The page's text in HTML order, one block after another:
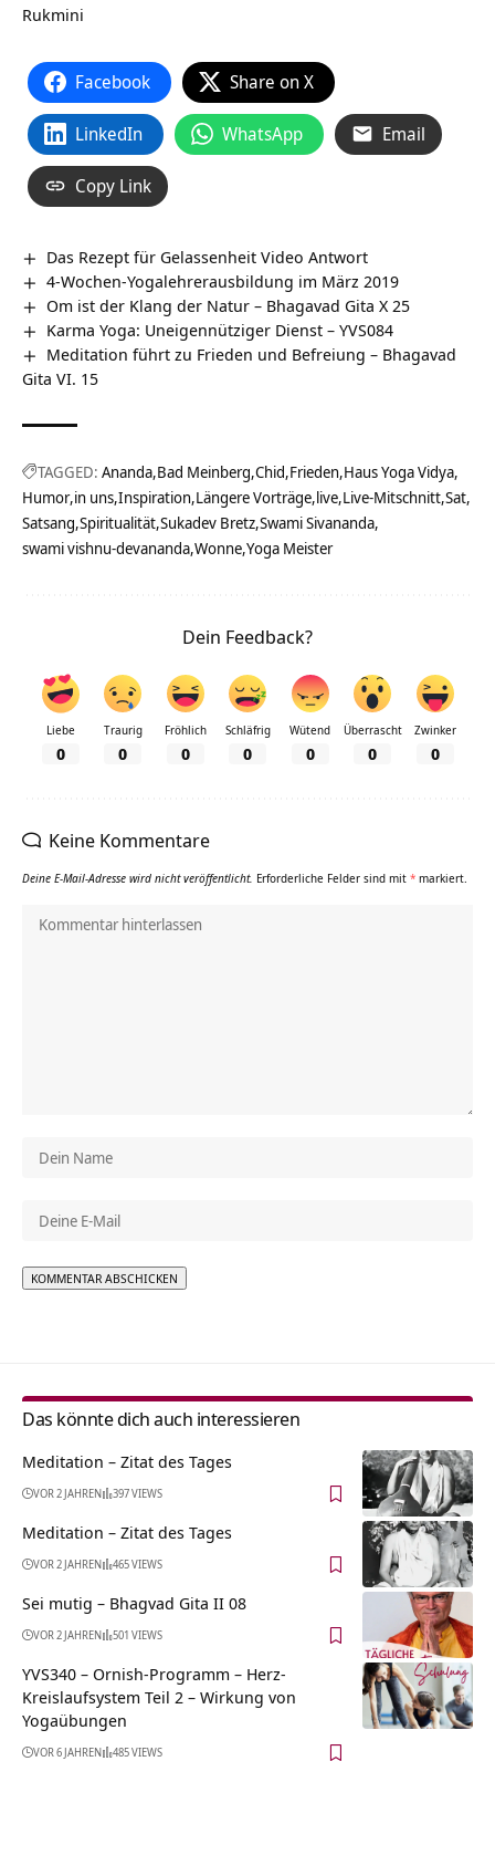
Rukmini
Facebook Share on X
LinkedIn WhatsApp Email
Copy Link
Das Rezept für Gelassenheit Video Antwort
4-Wochen-Yogalehrerausbildung im März 2019
Om ist der Klang der Natur – Bhagavad Gita X 25
Karma Yoga: Uneigennütziger Dienst – YVS084
Meditation führt zu Frieden und Befreiung – Bhagavad
Gita VI. 15
TAGGED: Ananda Bad Meinberg Chid Frieden Haus Yoga Vidya
Humor in uns Inspiration Längere Vorträge live Live-Mitschnitt Sat
Satsang Spiritualität Sukadev Bretz Swami Sivananda
swami vishnu-devananda Wonne Yoga Meister
Dein Feedback?
Liebe
0
Traurig
0
Fröhlich
0
Schläfrig
0
Wütend
0
Überrascht
0
Zwinker
0
Keine Kommentare
Deine E-Mail-Adresse wird nicht veröffentlicht. Erforderliche Felder sind mit * markiert.
Das könnte dich auch interessieren
Meditation – Zitat des Tages
VOR 2 JAHREN 397 VIEWS
Meditation – Zitat des Tages
VOR 2 JAHREN 465 VIEWS
Sei mutig – Bhagvad Gita II 08
VOR 2 JAHREN 501 VIEWS
YVS340 – Ornish-Programm – Herz-
Kreislaufsystem Teil 2 – Wirkung von
Yogaübungen
VOR 6 JAHREN 485 VIEWS